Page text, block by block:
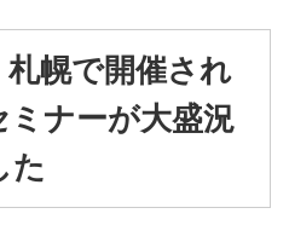
札幌で開催され
ミナーが大盛況
た